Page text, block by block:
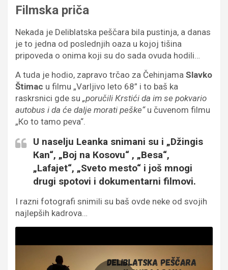
Filmska priča
Nekada je Deliblatska peščara bila pustinja, a danas
je to jedna od poslednjih oaza u kojoj tišina
pripoveda o onima koji su do sada ovuda hodili…
A tuda je hodio, zapravo trčao za Čehinjama Slavko
Štimac u filmu „Varljivo leto 68” i to baš ka
raskrsnici gde su „poručili Кrstići da im se pokvario
autobus i da će dalje morati peške“u čuvenom filmu
„Кo to tamo peva“.
U naselju Leanka snimani su i „Džingis
Кan“, „Boj na Кosovu“ , „Besa“,
„Lafajet“, „Sveto mesto“ i još mnogi
drugi spotovi i dokumentarni filmovi.
I razni fotografi snimili su baš ovde neke od svojih
najlepših kadrova…